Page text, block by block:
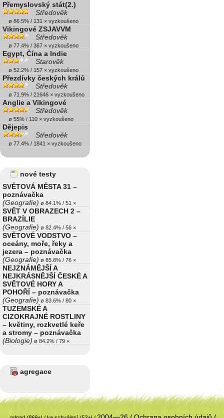
Přemyslovský stát(2.)
Středověk
ø 86.5% / 131 × vyzkoušeno
Vikingové ZSJAVVM
Středověk
ø 77.4% / 367 × vyzkoušeno
Egypt, Čína a Indie
Starověk
ø 52.2% / 157 × vyzkoušeno
Přezdívky českých králů
Středověk
ø 71.9% / 21646 × vyzkoušeno
Anglie a Vikingové
Středověk
ø 55% / 110 × vyzkoušeno
Dějepis
Středověk
ø 77.4% / 1841 × vyzkoušeno
nové testy
SVĚTOVÁ MĚSTA 31 –
poznávačka
(Geografie) ø 84.1% / 51 ×
SVĚT V OBRAZECH 2 –
BRAZÍLIE
(Geografie) ø 82.4% / 56 ×
SVĚTOVÉ VODSTVO –
oceány, moře, řeky a
jezera – poznávačka
(Geografie) ø 85.8% / 76 ×
NEJZNÁMĚJŠÍ A
NEJKRÁSNĚJŠÍ ČESKÉ A
SVĚTOVÉ HORY A
POHOŘÍ – poznávačka
(Geografie) ø 83.6% / 80 ×
TUZEMSKÉ A
CIZOKRAJNÉ ROSTLINY
– květiny, rozkvetlé keře
a stromy – poznávačka
(Biologie) ø 84.2% / 79 ×
agregace